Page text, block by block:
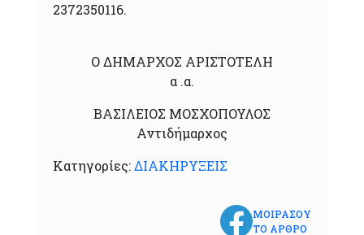
2372350116.
Ο ΔΗΜΑΡΧΟΣ ΑΡΙΣΤΟΤΕΛΗ
α .α.
ΒΑΣΙΛΕΙΟΣ ΜΟΣΧΟΠΟΥΛΟΣ
Αντιδήμαρχος
Κατηγορίες:ΔΙΑΚΗΡΥΞΕΙΣ
ΜΟΙΡΑΣΟΥ
ΤΟ ΑΡΘΡΟ